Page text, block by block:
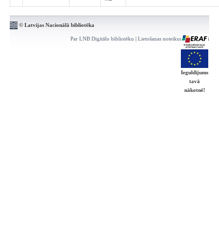
© Latvijas Nacionālā bibliotēka
Par LNB Digitālo bibliotēku | Lietošanas noteikumi | Kontakti
Ieguldījums
tavā
nākotnē!